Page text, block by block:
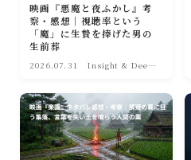
映画『悪魔と夜ふかし』考
察・感想｜視聴率という
「魔」に生贄を捧げた男の
生前葬
2026.07.31
Insight & Deep